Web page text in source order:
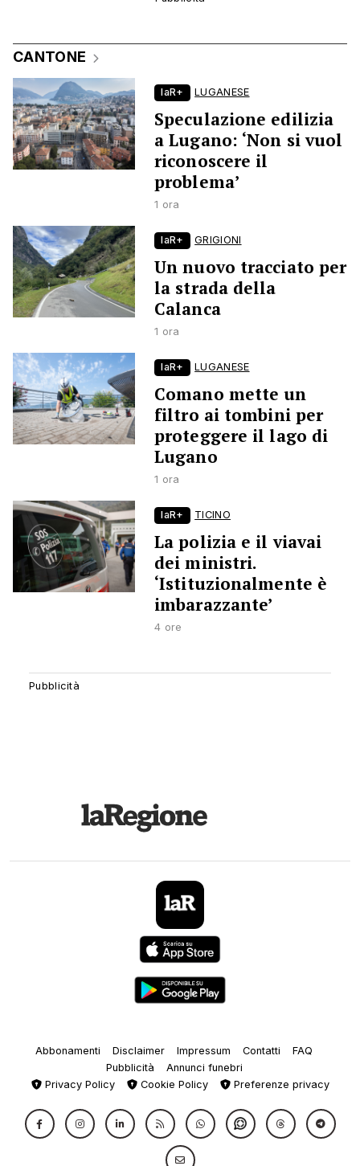
CANTONE
laR+ LUGANESE
Speculazione edilizia
a Lugano: ‘Non si vuol
riconoscere il
problema’
1 ora
laR+ GRIGIONI
Un nuovo tracciato per
la strada della
Calanca
1 ora
laR+ LUGANESE
Comano mette un
filtro ai tombini per
proteggere il lago di
Lugano
1 ora
laR+ TICINO
La polizia e il viavai
dei ministri.
‘Istituzionalmente è
imbarazzante’
4 ore
Abbonamenti Disclaimer Impressum Contatti
FAQ
Pubblicità
Annunci funebri
Privacy Policy
Cookie Policy Preferenze privacy